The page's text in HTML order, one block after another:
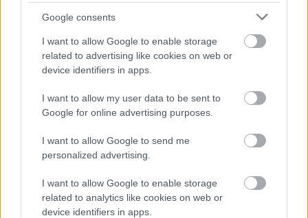
Google consents
I want to allow Google to enable storage
related to advertising like cookies on web or
device identifiers in apps.
I want to allow my user data to be sent to
Google for online advertising purposes.
I want to allow Google to send me
personalized advertising.
I want to allow Google to enable storage
related to analytics like cookies on web or
device identifiers in apps.
Procountor
Procountor Solo